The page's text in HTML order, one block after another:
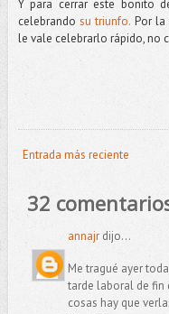
Y para cerrar este bonito
celebrando su triunfo. Por la
le vale celebrarlo rápido, no
Entrada más reciente
32
annajrdijo...
Me tragué ayer
tarde laboral de fin
cosas hay que